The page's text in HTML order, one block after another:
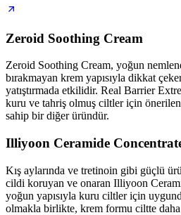
Zeroid Soothing Cream
Zeroid Soothing Cream, yoğun
bırakmayan krem yapısıyla dikkat
yatıştırmada etkilidir. Real Barrier
kuru ve tahriş olmuş ciltler için
sahip bir diğer üründür.
Illiyoon Ceramide
Kış aylarında ve tretinoin gibi güçlü
cildi koruyan ve onaran Illiyoon
yoğun yapısıyla kuru ciltler için
olmakla birlikte, krem formu ciltte